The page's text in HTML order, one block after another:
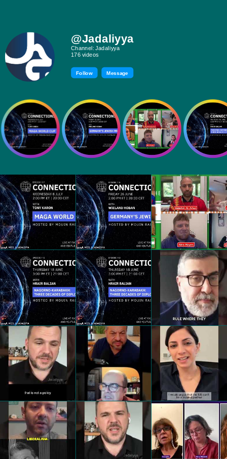
@Jadaliyya
Channel: Jadaliyya
176 videos
Follow Message